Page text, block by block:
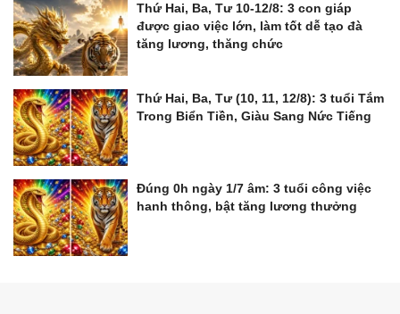
Thứ Hai, Ba, Tư 10-12/8: 3 con giáp
được giao việc lớn, làm tốt dễ tạo đà
tăng lương, thăng chức
Thứ Hai, Ba, Tư (10, 11, 12/8): 3 tuổi Tắm
Trong Biển Tiền, Giàu Sang Nức Tiếng
Đúng 0h ngày 1/7 âm: 3 tuổi công việc
hanh thông, bật tăng lương thưởng